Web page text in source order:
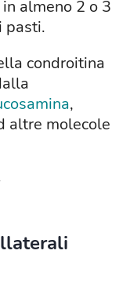
almeno 2 o 3
pasti.
condroitina
,
altre molecole